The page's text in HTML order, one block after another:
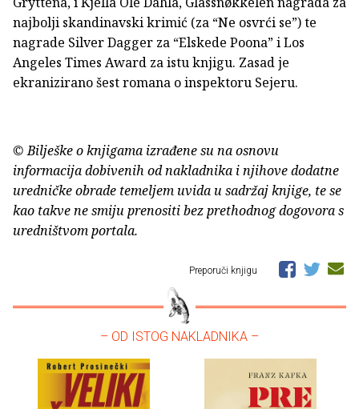
najbolji skandinavski krimić (za “Ne osvrći se”) te
nagrade Silver Dagger za “Elskede Poona” i Los
Angeles Times Award za istu knjigu. Zasad je
ekranizirano šest romana o inspektoru Sejeru.
© Bilješke o knjigama izrađene su na osnovu
informacija dobivenih od nakladnika i njihove dodatne
uredničke obrade temeljem uvida u sadržaj knjige, te se
kao takve ne smiju prenositi bez prethodnog dogovora s
uredništvom portala.
Preporuči knjigu
– OD ISTOG NAKLADNIKA –